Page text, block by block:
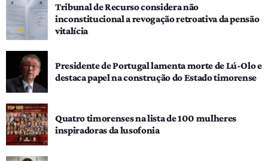
Tribunal de Recurso considera não
inconstitucional a revogação retroativa da pensão
vitalícia
Presidente de Portugal lamenta morte de Lú-Olo e
destaca papel na construção do Estado timorense
Quatro timorenses na lista de 100 mulheres
inspiradoras da lusofonia